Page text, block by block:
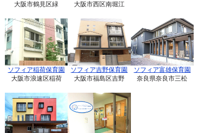
大阪市鶴見区緑
大阪市西区南堀江
ソフィア稲荷保育園
大阪市浪速区稲荷
ソフィア吉野保育園
大阪市福島区吉野
ソフィア富雄保育園
奈良県奈良市三松